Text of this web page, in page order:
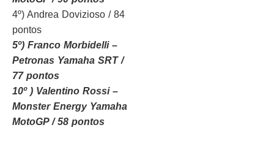
4º) Andrea Dovizioso / 84
pontos
5º) Franco Morbidelli –
Petronas Yamaha SRT /
77 pontos
10º ) Valentino Rossi –
Monster Energy Yamaha
MotoGP / 58 pontos